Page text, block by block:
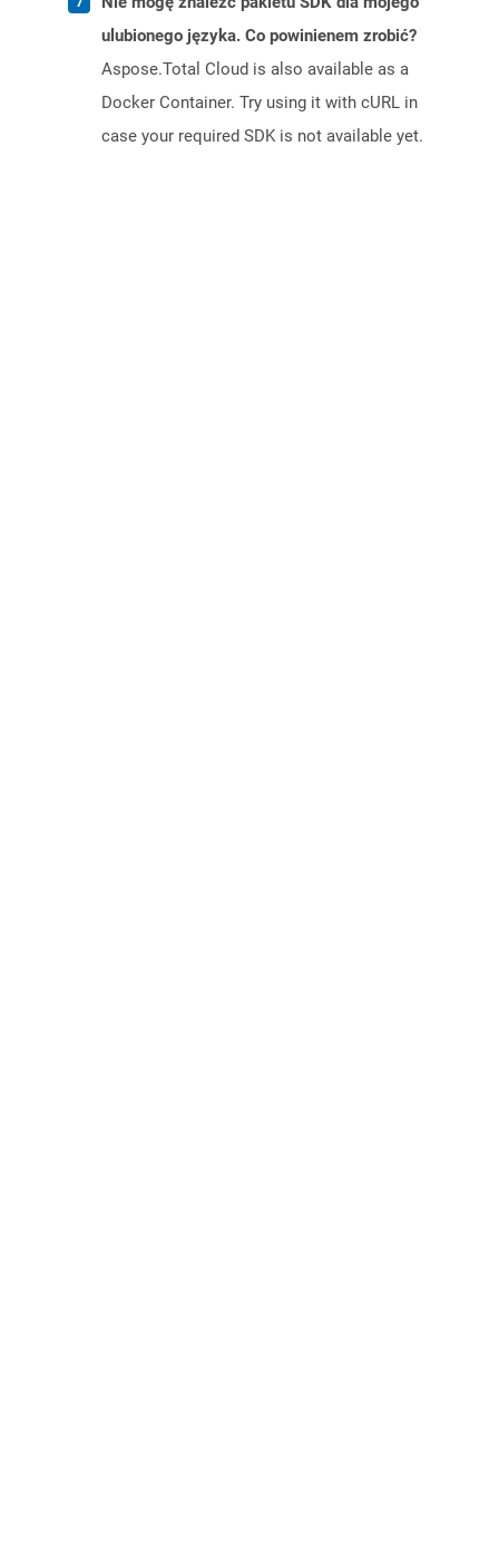
ulubionego języka. Co powinienem zrobić?
Aspose.Total Cloud is also available as a
Docker Container. Try using it with cURL in
case your required SDK is not available yet.